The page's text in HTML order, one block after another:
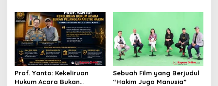
Pribadi
Prof. Yanto: Kekeliruan
Hukum Acara Bukan
Sebuah Film yang Berjudul
“Hakim Juga Manusia”